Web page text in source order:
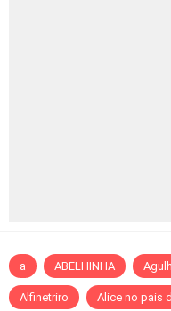
a ABELHINHA
Alfinetriro Alice no pais